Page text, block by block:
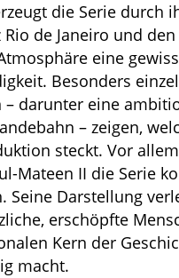
die Serie durch
Rio de Janeiro und
eine
Besonders
– darunter eine
– zeigen,
steckt. Vor
Mateen II die Serie
Seine Darstellung
erschöpfte
Kern der
macht.